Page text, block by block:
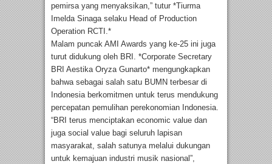
pemirsa yang menyaksikan,” tutur *Tiurma
Imelda Sinaga selaku Head of Production
Operation RCTI.*
Malam puncak AMI Awards yang ke-25 ini juga
turut didukung oleh BRI. *Corporate Secretary
BRI Aestika Oryza Gunarto* mengungkapkan
bahwa sebagai salah satu BUMN terbesar di
Indonesia berkomitmen untuk terus mendukung
percepatan pemulihan perekonomian Indonesia.
“BRI terus menciptakan economic value dan
juga social value bagi seluruh lapisan
masyarakat, salah satunya melalui dukungan
untuk kemajuan industri musik nasional”,